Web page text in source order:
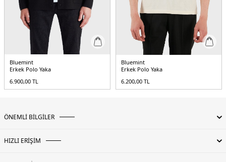
Bluemint
Erkek Polo Yaka
6.900,00 TL
Bluemint
Erkek Polo Yaka
6.200,00 TL
ÖNEMLİ BİLGİLER
HIZLI ERİŞİM